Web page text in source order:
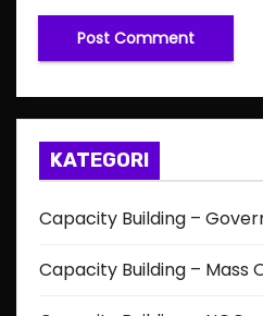
KATEGORI
Capacity Building –
Capacity Building – Mass